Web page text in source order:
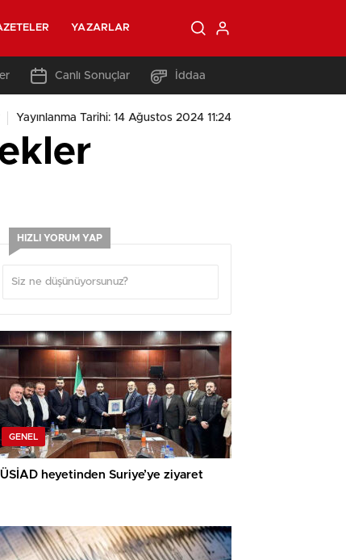
YAZARLAR
Canlı Sonuçlar İddaa
Yayınlanma Tarihi: 14 Ağustos 2024 11:24
HIZLI YORUM YAP
GENEL
heyetinden Suriye’ye ziyaret